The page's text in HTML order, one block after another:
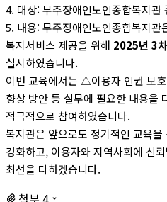
4. 대상: 무주장애인노인종합복지관
5. 내용: 무주장애인노인종합복지관
복지서비스 제공을 위해 2025년 3
실시하였습니다.
이번 교육에서는 △이용자 인권 보
향상 방안 등 실무에 필요한 내용을
적극적으로 참여하였습니다.
복지관은 앞으로도 정기적인 교육
강화하고, 이용자와 지역사회에 신
최선을 다하겠습니다.
첨부 4